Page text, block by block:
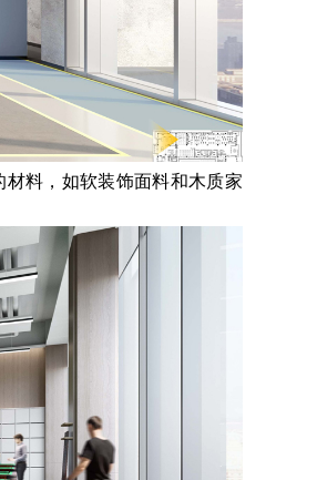
料，如软装饰面料和木质家